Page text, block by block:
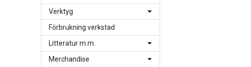
Verktyg
Förbrukning verkstad
Litteratur m.m.
Merchandise